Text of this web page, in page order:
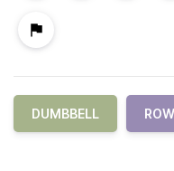
DUMBBELL ROW